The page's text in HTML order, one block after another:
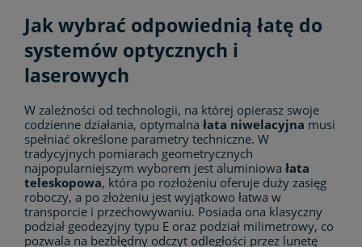
Jak wybrać odpowiednią łatę do
systemów optycznych i
laserowych
W zależności od technologii, na której opierasz swoje
codzienne działania, optymalna łata niwelacyjna musi
spełniać określone parametry techniczne. W
tradycyjnych pomiarach geometrycznych
najpopularniejszym wyborem jest aluminiowa łata
teleskopowa, która po rozłożeniu oferuje duży zasięg
roboczy, a po złożeniu jest wyjątkowo łatwa w
transporcie i przechowywaniu. Posiada ona klasyczny
podział geodezyjny typu E oraz podział milimetrowy, co
pozwala na bezbłędny odczyt odległości przez lunetę